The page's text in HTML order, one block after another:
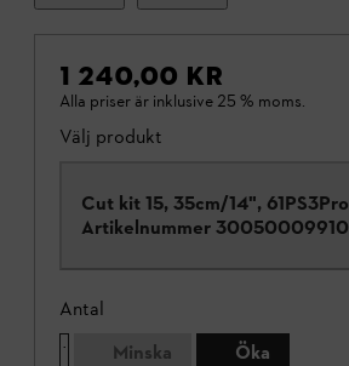
1 240,00 KR
Alla priser är inklusive 25 % moms.
Välj produkt
Cut kit 15, 35cm/14", 61PS3Pro
Artikelnummer 30050009910
Antal
Minska
Öka